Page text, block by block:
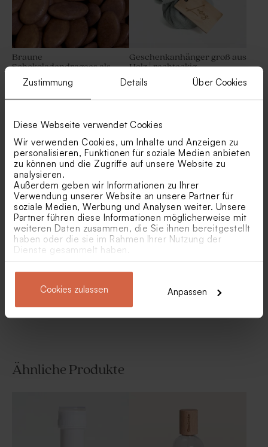
Zustimmung Details Über Cookies
Diese Webseite verwendet Cookies
Wir verwenden Cookies, um Inhalte und Anzeigen zu
personalisieren, Funktionen für soziale Medien anbieten
zu können und die Zugriffe auf unsere Website zu
analysieren.
Außerdem geben wir Informationen zu Ihrer
Verwendung unserer Website an unsere Partner für
soziale Medien, Werbung und Analysen weiter. Unsere
Partner führen diese Informationen möglicherweise mit
weiteren Daten zusammen, die Sie ihnen bereitgestellt
haben oder die sie im Rahmen Ihrer Nutzung der
Dienste gesammelt haben.
Cookies zulassen Anpassen
Braune
Schokoladendragees als
Gastgeschenk zum
Zuckerfest 1 kg (± 240 Stück)
Geschenkanhänger groß aus
Holz | rechteckig
Länglicher
Geschenkanhänger aus Holz
| rechteckig
Geschenkanhänger aus Kork
| rechteckig
Mehr anzeigen
Ähnliche Produkte